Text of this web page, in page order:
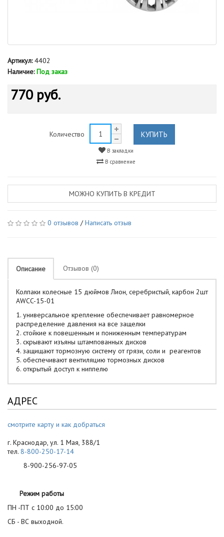
Артикул:4402
Наличие: Под заказ
770 руб.
Количество КУПИТЬ
В закладки
В сравнение
МОЖНО КУПИТЬ В КРЕДИТ
0 отзывов /Написать отзыв
Описание Отзывов (0)
Колпаки колесные 15 дюймов Лион, серебристый, карбон 2шт
AWCC-15-01
1. универсальное крепление обеспечивает равномерное
распределение давления на все защелки
2. стойкие к повешенным и пониженным температурам
3. скрывают изъяны штампованных дисков
4. защищают тормозную систему от грязи, соли и реагентов
5. обеспечивают вентиляцию тормозных дисков
6. открытый доступ к ниппелю
АДРЕС
смотрите карту и как добраться
г. Краснодар, ул. 1 Мая, 388/1
тел. 8-800-250-17-14
8-900-256-97-05
Режим работы
ПН -ПТ с 10:00 до 15:00
СБ - ВС выходной.